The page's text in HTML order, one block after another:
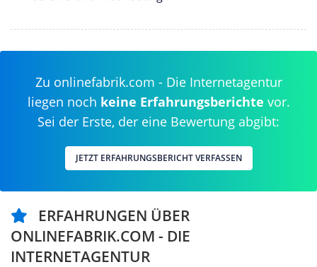
Zu onlinefabrik.com - Die Internetagentur
liegen noch keine Erfahrungsberichte vor.
Sei der Erste, der eine Bewertung abgibt:
JETZT ERFAHRUNGSBERICHT VERFASSEN
ERFAHRUNGEN ÜBER
ONLINEFABRIK.COM - DIE
INTERNETAGENTUR